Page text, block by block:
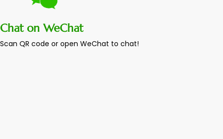
Chat on WeChat
Scan QR code or open WeChat to chat!